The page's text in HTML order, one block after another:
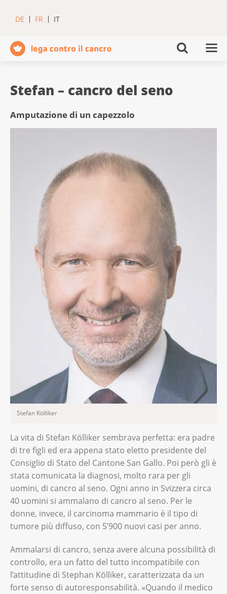
DE FR IT
Stefan – cancro del seno
Amputazione di un capezzolo
Stefan Kölliker
La vita di Stefan Kölliker sembrava perfetta: era padre
di tre figli ed era appena stato eletto presidente del
Consiglio di Stato del Cantone San Gallo. Poi però gli è
stata comunicata la diagnosi, molto rara per gli
uomini, di cancro al seno. Ogni anno in Svizzera circa
40 uomini si ammalano di cancro al seno. Per le
donne, invece, il carcinoma mammario è il tipo di
tumore più diffuso, con 5’900 nuovi casi per anno.
Ammalarsi di cancro, senza avere alcuna possibilità di
controllo, era un fatto del tutto incompatibile con
l’attitudine di Stephan Kölliker, caratterizzata da un
forte senso di autoresponsabilità. «Quando il medico